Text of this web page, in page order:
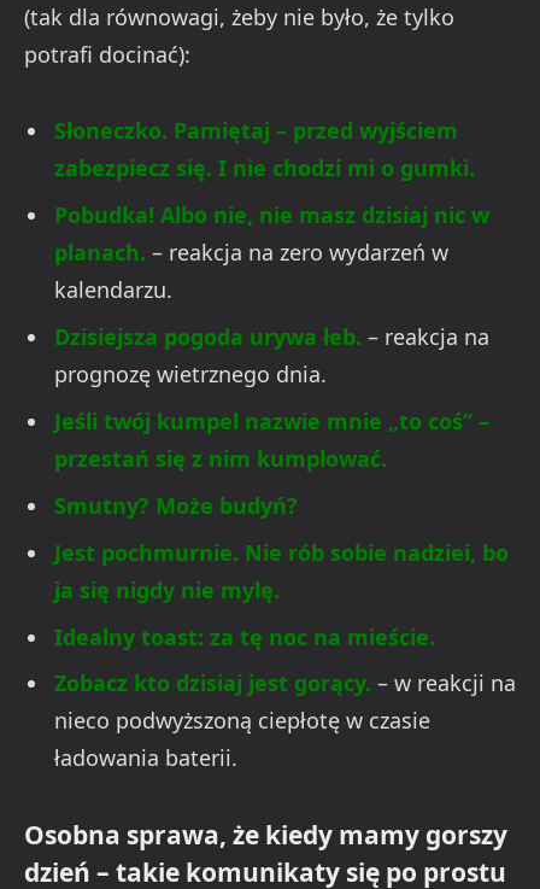
(tak dla równowagi, żeby nie było, że tylko
potrafi docinać):
Słoneczko. Pamiętaj – przed wyjściem
zabezpiecz się. I nie chodzi mi o gumki.
Pobudka! Albo nie, nie masz dzisiaj nic w
planach. – reakcja na zero wydarzeń w
kalendarzu.
Dzisiejsza pogoda urywa łeb. – reakcja na
prognozę wietrznego dnia.
Jeśli twój kumpel nazwie mnie „to coś” –
przestań się z nim kumplować.
Smutny? Może budyń?
Jest pochmurnie. Nie rób sobie nadziei, bo
ja się nigdy nie mylę.
Idealny toast: za tę noc na mieście.
Zobacz kto dzisiaj jest gorący. – w reakcji na
nieco podwyższoną ciepłotę w czasie
ładowania baterii.
Osobna sprawa, że kiedy mamy gorszy
dzień – takie komunikaty się po prostu